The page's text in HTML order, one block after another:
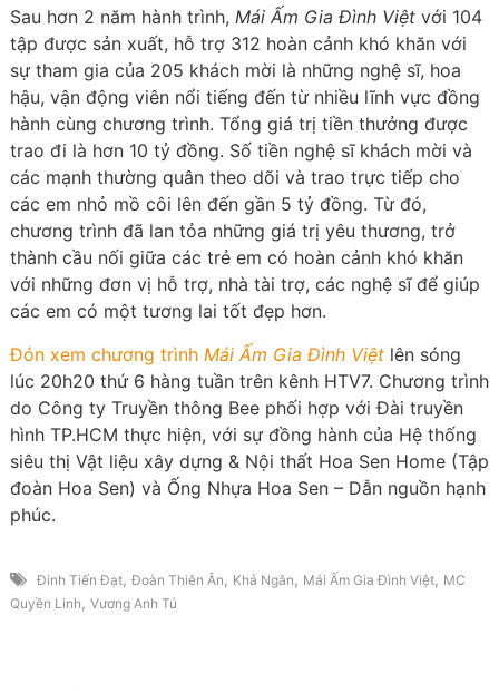
Sau hơn 2 năm hành trình, Mái Ấm Gia Đình Việtvới 104
tập được sản xuất, hỗ trợ 312 hoàn cảnh khó khăn với
sự tham gia của 205 khách mời là những nghệ sĩ, hoa
hậu, vận động viên nổi tiếng đến từ nhiều lĩnh vực đồng
hành cùng chương trình. Tổng giá trị tiền thưởng được
trao đi là hơn 10 tỷ đồng. Số tiền nghệ sĩ khách mời và
các mạnh thường quân theo dõi và trao trực tiếp cho
các em nhỏ mồ côi lên đến gần 5 tỷ đồng. Từ đó,
chương trình đã lan tỏa những giá trị yêu thương, trở
thành cầu nối giữa các trẻ em có hoàn cảnh khó khăn
với những đơn vị hỗ trợ, nhà tài trợ, các nghệ sĩ để giúp
các em có một tương lai tốt đẹp hơn.
Đón xem chương trình Mái Ấm Gia Đình Việtlên sóng
lúc 20h20 thứ 6 hàng tuần trên kênh HTV7. Chương trình
do Công ty Truyền thông Bee phối hợp với Đài truyền
hình TP.HCM thực hiện, với sự đồng hành của Hệ thống
siêu thị Vật liệu xây dựng & Nội thất Hoa Sen Home (Tập
đoàn Hoa Sen) và Ống Nhựa Hoa Sen – Dẫn nguồn hạnh
phúc.
Đinh Tiến Đạt,Đoàn Thiên Ân , Khả Ngân , Mái Ấm Gia Đình Việt, MC
Quyền Linh , Vương Anh Tú